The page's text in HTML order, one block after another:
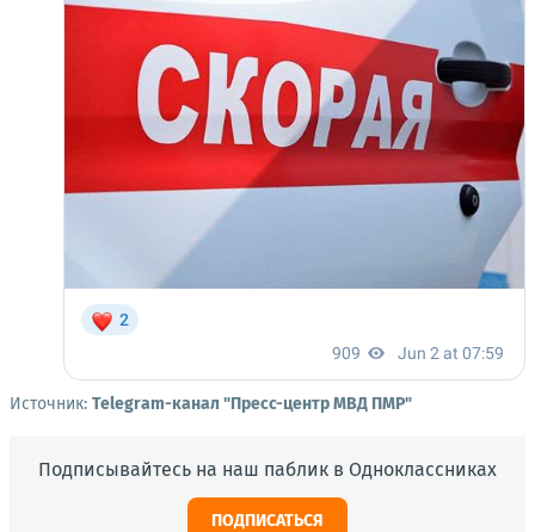
Источник: Telegram-канал "Пресс-центр МВД ПМР"
Подписывайтесь на наш паблик в Одноклассниках
ПОДПИСАТЬСЯ